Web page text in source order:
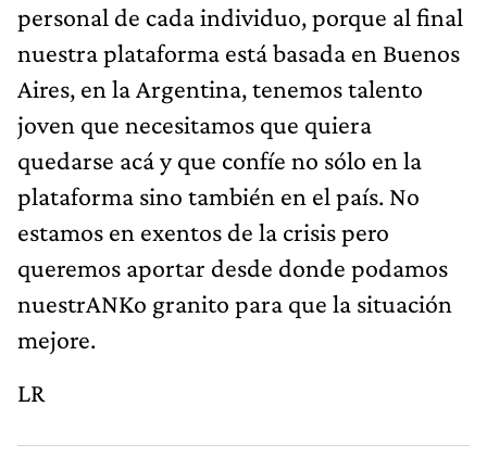
personal de cada individuo, porque al final
nuestra plataforma está basada en Buenos
Aires, en la Argentina, tenemos talento
joven que necesitamos que quiera
quedarse acá y que confíe no sólo en la
plataforma sino también en el país. No
estamos en exentos de la crisis pero
queremos aportar desde donde podamos
nuestrANKo granito para que la situación
mejore.
LR